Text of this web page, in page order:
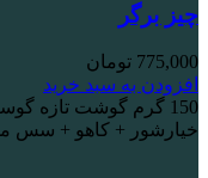
چیز برگر
775,000 تومان
افزودن به سبد خرید
150 گرم گوشت تازه
خیارشور + کاهو +